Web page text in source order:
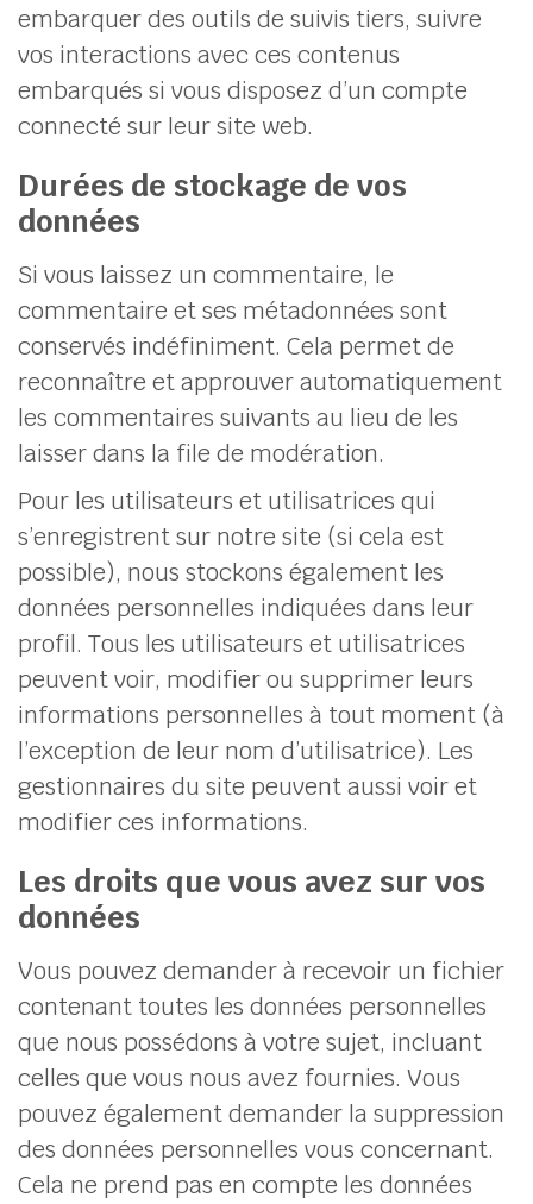
embarquer des outils de suivis tiers, suivre
vos interactions avec ces contenus
embarqués si vous disposez d’un compte
connecté sur leur site web.
Durées de stockage de vos
données
Si vous laissez un commentaire, le
commentaire et ses métadonnées sont
conservés indéfiniment. Cela permet de
reconnaître et approuver automatiquement
les commentaires suivants au lieu de les
laisser dans la file de modération.
Pour les utilisateurs et utilisatrices qui
s’enregistrent sur notre site (si cela est
possible), nous stockons également les
données personnelles indiquées dans leur
profil. Tous les utilisateurs et utilisatrices
peuvent voir, modifier ou supprimer leurs
informations personnelles à tout moment (à
l’exception de leur nom d’utilisatrice). Les
gestionnaires du site peuvent aussi voir et
modifier ces informations.
Les droits que vous avez sur vos
données
Vous pouvez demander à recevoir un fichier
contenant toutes les données personnelles
que nous possédons à votre sujet, incluant
celles que vous nous avez fournies. Vous
pouvez également demander la suppression
des données personnelles vous concernant.
Cela ne prend pas en compte les données